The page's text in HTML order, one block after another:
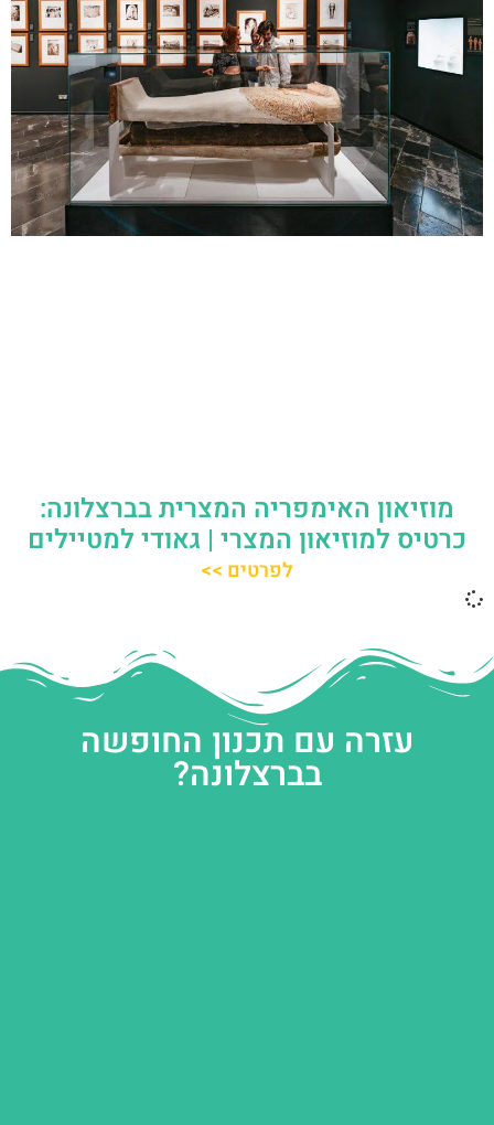
מוזיאון האימפריה המצרית בברצלונה:
כרטיס למוזיאון המצרי | גאודי למטיילים
לפרטים >>
עזרה עם תכנון החופשה
בברצלונה?